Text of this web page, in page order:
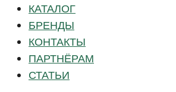
КАТАЛОГ
БРЕНДЫ
КОНТАКТЫ
ПАРТНЁРАМ
СТАТЬИ